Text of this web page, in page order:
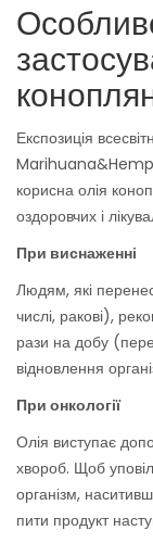
Експозиція
Marihuana&Hemp
корисна олія
оздоровчих і
При виснаженні
Людям, які
числі, ракові),
рази на добу
відновлення
При онкології
Олія виступає
хвороб. Щоб
організм,
пити продукт